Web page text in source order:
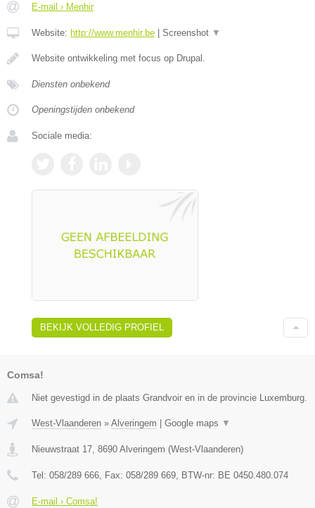
E-mail › Menhir
Website: http://www.menhir.be | Screenshot ▼
Website ontwikkeling met focus op Drupal.
Diensten onbekend
Openingstijden onbekend
Sociale media:
BEKIJK VOLLEDIG PROFIEL
Comsa!
Niet gevestigd in de plaats Grandvoir en in de provincie Luxemburg.
West-Vlaanderen » Alveringem Google maps ▼
Nieuwstraat 17, 8690 Alveringem (West-Vlaanderen)
Tel: 058/289 666, Fax: 058/289 669, BTW-nr: BE 0450.480.074
E-mail › Comsa!